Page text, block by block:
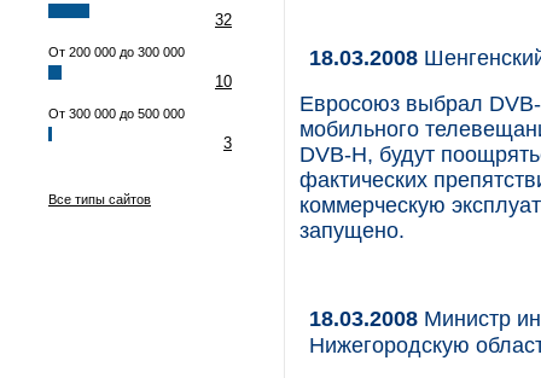
32
От 200 000 до 300 000
10
От 300 000 до 500 000
3
Все типы сайтов
18.03.2008
Евросоюз выбрал DVB-
мобильного
DVB-H, будут
фактических
коммерческую
запущено.
18.03.2008 Министр
Нижегородскую